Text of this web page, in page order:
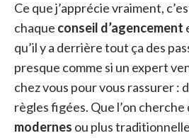
Ce que j’apprécie vraiment,
chaque conseil d’agencement
qu’il y a derrière tout ça des
presque comme si un expert
chez vous pour vous rassurer :
règles figées. Que l’on cherche
modernes ou plus